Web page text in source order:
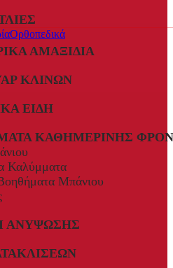
Ορθοπεδικά
ΑΜΑΞΊΔΙΑ
ΚΛΙΝΏΝ
ΕΊΔΗ
ΚΑΘΗΜΕΡΙΝΉΣ
Καλύμματα
Μπάνιου
ΑΝΎΨΩΣΗΣ